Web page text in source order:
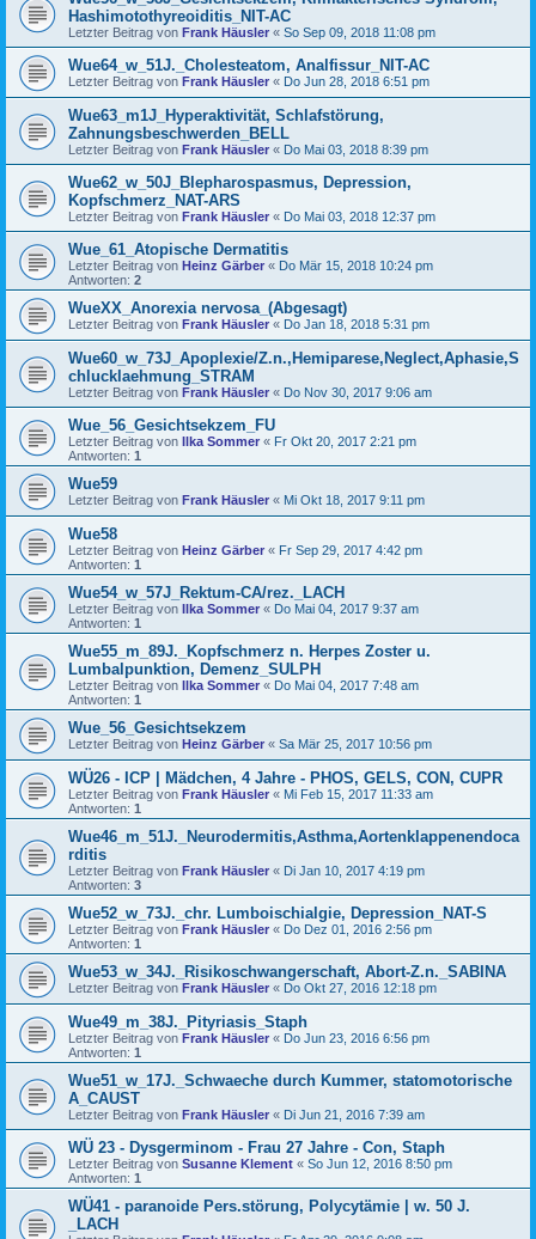
Hashimotothyreoiditis_NIT-AC
Letzter Beitrag von Frank Häusler « So Sep 09, 2018 11:08 pm
Wue64_w_51J._Cholesteatom, Analfissur_NIT-AC
Letzter Beitrag von Frank Häusler « Do Jun 28, 2018 6:51 pm
Wue63_m1J_Hyperaktivität, Schlafstörung,
Zahnungsbeschwerden_BELL
Letzter Beitrag von Frank Häusler « Do Mai 03, 2018 8:39 pm
Wue62_w_50J_Blepharospasmus, Depression,
Kopfschmerz_NAT-ARS
Letzter Beitrag von Frank Häusler « Do Mai 03, 2018 12:37 pm
Wue_61_Atopische Dermatitis
Letzter Beitrag von Heinz Gärber « Do Mär 15, 2018 10:24 pm
Antworten: 2
WueXX_Anorexia nervosa_(Abgesagt)
Letzter Beitrag von Frank Häusler « Do Jan 18, 2018 5:31 pm
Wue60_w_73J_Apoplexie/Z.n.,Hemiparese,Neglect,Aphasie,S
chlucklaehmung_STRAM
Letzter Beitrag von Frank Häusler « Do Nov 30, 2017 9:06 am
Wue_56_Gesichtsekzem_FU
Letzter Beitrag von Ilka Sommer « Fr Okt 20, 2017 2:21 pm
Antworten: 1
Wue59
Letzter Beitrag von Frank Häusler « Mi Okt 18, 2017 9:11 pm
Wue58
Letzter Beitrag von Heinz Gärber « Fr Sep 29, 2017 4:42 pm
Antworten: 1
Wue54_w_57J_Rektum-CA/rez._LACH
Letzter Beitrag von Ilka Sommer « Do Mai 04, 2017 9:37 am
Antworten: 1
Wue55_m_89J._Kopfschmerz n. Herpes Zoster u.
Lumbalpunktion, Demenz_SULPH
Letzter Beitrag von Ilka Sommer « Do Mai 04, 2017 7:48 am
Antworten: 1
Wue_56_Gesichtsekzem
Letzter Beitrag von Heinz Gärber « Sa Mär 25, 2017 10:56 pm
WÜ26 - ICP | Mädchen, 4 Jahre - PHOS, GELS, CON, CUPR
Letzter Beitrag von Frank Häusler « Mi Feb 15, 2017 11:33 am
Antworten: 1
Wue46_m_51J._Neurodermitis,Asthma,Aortenklappenendoca
rditis
Letzter Beitrag von Frank Häusler « Di Jan 10, 2017 4:19 pm
Antworten: 3
Wue52_w_73J._chr. Lumboischialgie, Depression_NAT-S
Letzter Beitrag von Frank Häusler « Do Dez 01, 2016 2:56 pm
Antworten: 1
Wue53_w_34J._Risikoschwangerschaft, Abort-Z.n._SABINA
Letzter Beitrag von Frank Häusler « Do Okt 27, 2016 12:18 pm
Wue49_m_38J._Pityriasis_Staph
Letzter Beitrag von Frank Häusler « Do Jun 23, 2016 6:56 pm
Antworten: 1
Wue51_w_17J._Schwaeche durch Kummer, statomotorische
A_CAUST
Letzter Beitrag von Frank Häusler « Di Jun 21, 2016 7:39 am
WÜ 23 - Dysgerminom - Frau 27 Jahre - Con, Staph
Letzter Beitrag von Susanne Klement « So Jun 12, 2016 8:50 pm
Antworten: 1
WÜ41 - paranoide Pers.störung, Polycytämie | w. 50 J.
_LACH